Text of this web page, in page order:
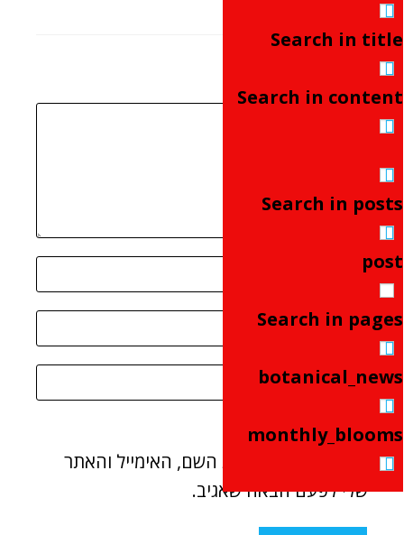
תוצאות נוספות...
Search in title
Search in content
Search in posts
post
Search in pages
botanical_news
monthly_blooms
שמור בדפדפן זה את השם, האימייל והאתר
שלי לפעם הבאה שאגיב.